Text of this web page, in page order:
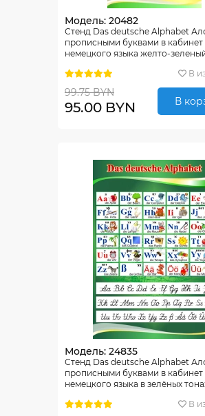
Модель: 20482
Стенд Das deutsche Alphabet
прописными буквами в кабинет
немецкого языка желто-
В
99.75 BYN
95.00 BYN В
Модель: 24835
Стенд Das deutsche Alphabet
прописными буквами в кабинет
немецкого языка в зелёных
В